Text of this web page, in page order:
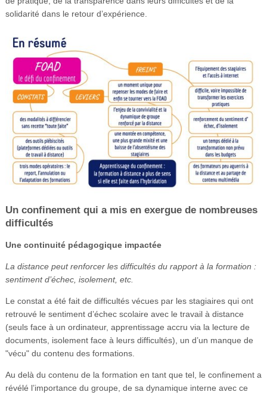
solidarité dans le retour d’expérience.
Un confinement qui a mis en exergue de nombreuses
difficultés
Une continuité pédagogique impactée
La distance peut renforcer les difficultés du rapport à la formation :
sentiment d’échec, isolement, etc.
Le constat a été fait de difficultés vécues par les stagiaires qui ont
retrouvé le sentiment d’échec scolaire avec le travail à distance
(seuls face à un ordinateur, apprentissage accru via la lecture de
documents, isolement face à leurs difficultés), un d’un manque de
"vécu" du contenu des formations.
Au delà du contenu de la formation en tant que tel, le confinement a
révélé l’importance du groupe, de sa dynamique interne avec ce